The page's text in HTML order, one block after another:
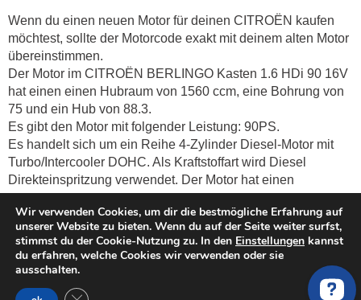
Wenn du einen neuen Motor für deinen CITROËN kaufen
möchtest, sollte der Motorcode exakt mit deinem alten Motor
übereinstimmen.
Der Motor im CITROËN BERLINGO Kasten 1.6 HDi 90 16V
hat einen einen Hubraum von 1560 ccm, eine Bohrung von
75 und ein Hub von 88.3.
Es gibt den Motor mit folgender Leistung: 90PS.
Es handelt sich um ein Reihe 4-Zylinder Diesel-Motor mit
Turbo/Intercooler DOHC. Als Kraftstoffart wird Diesel
Direkteinspritzung verwendet. Der Motor hat einen
Drehmoment von215 Nm.
Weitere Informationen zum Motor sind:,
EmissionsklasseEuro 4 (D4), 16 Ventile, 5 Lager und Motor
mit Zahnriemen.
Kosten & Preise vergleichen für
Wir verwenden Cookies, um dir die bestmögliche Erfahrung auf
unserer Website zu bieten. Wenn du auf der Seite weiter surfst,
stimmst du der Cookie-Nutzung zu. In den Einstellungen kannst
du erfahren, welche Cookies wir verwenden oder sie
ausschalten.
GDPR Cookie-Banner schließen